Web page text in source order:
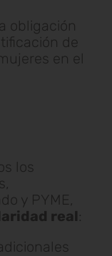
obligación
de
en el
los
y PYME,
real: